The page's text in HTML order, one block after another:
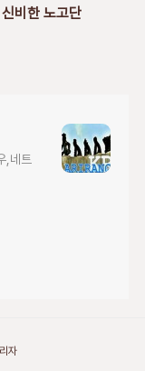
비한 노고단
,네트
자